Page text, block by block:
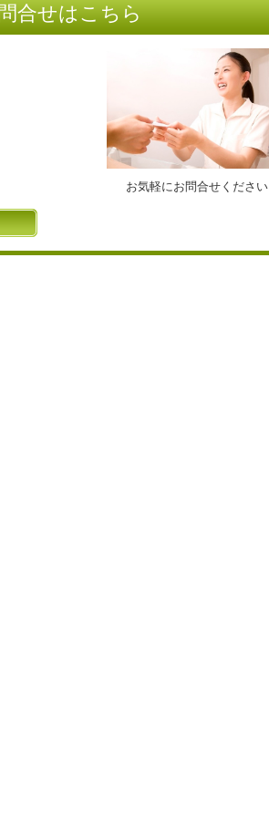
合せはこちら
お気軽にお問合せください